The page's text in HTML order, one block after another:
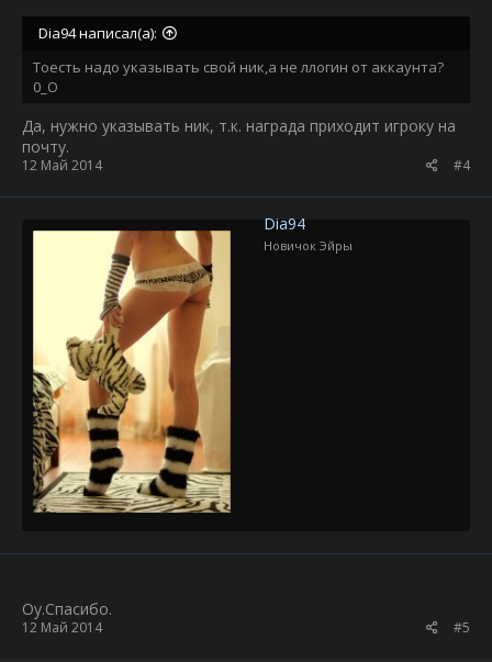
Dia94 написал(а):
Тоесть надо указывать свой ник,а не ллогин от аккаунта?
0_О
Да, нужно указывать ник, т.к. награда приходит игроку на
почту.
12 Май 2014 #4
Dia94
Новичок Эйры
Оу.Спасибо.
12 Май 2014 #5